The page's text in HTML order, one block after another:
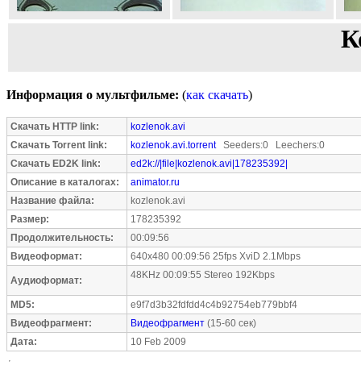
Информация о мультфильме: (как скачать)
Скачать HTTP link:
kozlenok.avi
Скачать Torrent link:
kozlenok.avi.torrentSeeders:0 Leechers:0
Скачать ED2K link:
ed2k://|file|kozlenok.avi|178235392|
Описание в каталогах:
animator.ru
Название файла:
kozlenok.avi
Размер:
178235392
Продолжительность:
00:09:56
Видеоформат:
640x480 00:09:56 25fps XviD 2.1Mbps
Аудиоформат: 48KHz 00:09:55 Stereo 192Kbps
MD5:
e9f7d3b32fdfdd4c4b92754eb779bbf4
Видеофрагмент:
Видеофрагмент (15-60 сек)
Дата:
10 Feb 2009